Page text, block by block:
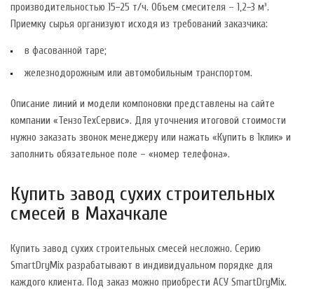
производительностью 15−25 т/ч. Объем смесителя – 1,2−3 м³.
Приемку сырья организуют исходя из требований заказчика:
в фасованной таре;
железнодорожным или автомобильным транспортом.
Описание линий и модели компоновки представлены на сайте
компании «ТензоТехСервис». Для уточнения итоговой стоимости
нужно заказать звонок менеджеру или нажать «Купить в 1клик» и
заполнить обязательное поле – «номер телефона».
Купить завод сухих строительных
смесей в Махачкале
Купить завод сухих строительных смесей несложно. Серию
SmartDryMix разрабатывают в индивидуальном порядке для
каждого клиента. Под заказ можно приобрести АСУ SmartDryMix.